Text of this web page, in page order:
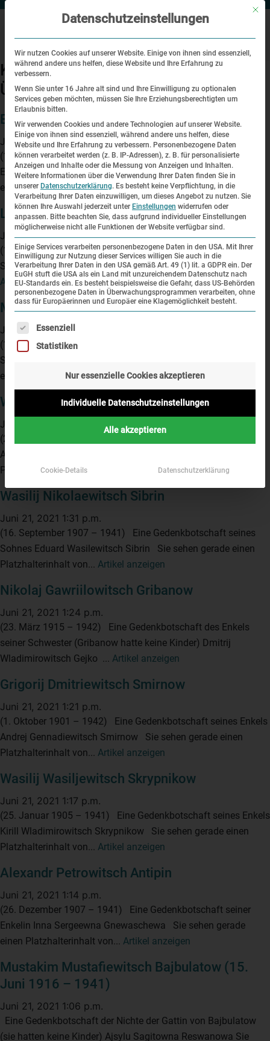
Kategorien für 80. Jahrestag des dt.
Überfalls auf die Sowjetunion
Ewgenij Iwanowitsch Tschirimow
Juni 21, 2021 2:00 p.m.
(10. Oktober 1911 – 1941) Eine Gedenkbotschaft seines
Enkels Sergej Wladimirowisch Kapustin Sie sehen gerade
einen Platzhalterinhalt von...Artikel anzeigen
Lew Michajlowitsch Kamionko
Juni 21, 2021 1:43 p.m.
(18. März 1904 – 1941) Eine Gedenkbotschaft seiner Familie
Sie sehen gerade einen Platzhalterinhalt von Vimeo. Um auf...
Artikel anzeigen
Moisej Benjaminowitsch Temkin
Juni 21, 2021 1:39 p.m.
(10. Oktober 1917 – 2006) Eine Gedenkbotschaft seines
Sohnes Alexandr Michajlowitsch Temkin Sie sehen gerade
einen Platzhalterinhalt von...Artikel anzeigen
Wladimir Semenowitsch Poltawskij
Juni 21, 2021 1:35 p.m.
(27. Mai 1919 – 1941) Eine Gedenkbotschaft seines Sohnes
Alexandr Wladimirowitsch Poltawskij Sie sehen gerade einen
Platzhalterinhalt von...
Artikel anzeigen
Wasilij Nikolaewitsch Sibrin
Juni 21, 2021 1:31 p.m.
(16. September 1907 – 1941) Eine Gedenkbotschaft seines
Sohnes Eduard Wasilewitsch Sibrin Sie sehen gerade einen
Platzhalterinhalt von... Artikel anzeigen
Nikolaj Gawriilowitsch Gribanow
Juni 21, 2021 1:24 p.m.
(23. März 1915 – 1942) Eine Gedenkbotschaft des Enkels
seiner Schwester (Gribanow hatte keine Kinder) Dmitrij
Wladimirowitsch Gejko ... Artikel anzeigen
Grigorij Dmitriewitsch Smirnow
Juni 21, 2021 1:21 p.m.
(1. Oktober 1901 – 1942) Eine Gedenkbotschaft seines Enkels
Andrej Gennadiewitsch Smirnow Sie sehen gerade einen
Platzhalterinhalt von... Artikel anzeigen
Wasilij Wasiljewitsch Skrypnikow
Juni 21, 2021 1:17 p.m.
(25. Januar 1905 – 1941) Eine Gedenkbotschaft seines Enkels
Kirill Wladimirowitsch Skrypnikow Sie sehen gerade einen
Platzhalterinhalt von... Artikel anzeigen
Alexandr Petrowitsch Antipin
Juni 21, 2021 1:14 p.m.
(26. Dezember 1907 – 1941) Eine Gedenkbotschaft seiner
Enkelin Inna Sergeewna Gnewaschewa Sie sehen gerade
einen Platzhalterinhalt von... Artikel anzeigen
Mustakim Mustafiewitsch Bajbulatow (15.
Juni 1916 – 1941)
Juni 21, 2021 1:06 p.m.
Eine Gedenkbotschaft der Nichte der Gattin von Bajbulatow
(sie hatten keine Kinder) Ajsylu Sagitowna Reswanowa Sie
Mit
Datenschutzeinstellungen
Wir nutzen Cookies auf unserer Website. Einige von ihnen sind essenziell,
während andere uns helfen, diese Website und Ihre Erfahrung zu
verbessern.
Wenn Sie unter 16 Jahre alt sind und Ihre Einwilligung zu optionalen
Services geben möchten, müssen Sie Ihre Erziehungsberechtigten um
Erlaubnis bitten.
Wir verwenden Cookies und andere Technologien auf unserer Website.
Einige von ihnen sind essenziell, während andere uns helfen, diese
Website und Ihre Erfahrung zu verbessern. Personenbezogene Daten
können verarbeitet werden (z. B. IP-Adressen), z. B. für personalisierte
Anzeigen und Inhalte oder die Messung von Anzeigen und Inhalten.
Weitere Informationen über die Verwendung Ihrer Daten finden Sie in
unserer Datenschutzerklärung. Es besteht keine Verpflichtung, in die
Verarbeitung Ihrer Daten einzuwilligen, um dieses Angebot zu nutzen. Sie
können Ihre Auswahl jederzeit unter Einstellungen widerrufen oder
anpassen. Bitte beachten Sie, dass aufgrund individueller Einstellungen
möglicherweise nicht alle Funktionen der Website verfügbar sind.
Einige Services verarbeiten personenbezogene Daten in den USA. Mit Ihrer
Einwilligung zur Nutzung dieser Services willigen Sie auch in die
Verarbeitung Ihrer Daten in den USA gemäß Art. 49 (1) lit. a GDPR ein. Der
EuGH stuft die USA als ein Land mit unzureichendem Datenschutz nach
EU-Standards ein. Es besteht beispielsweise die Gefahr, dass US-Behörden
personenbezogene Daten in Überwachungsprogrammen verarbeiten, ohne
dass für Europäerinnen und Europäer eine Klagemöglichkeit besteht.
Es folgt eine Liste der Service-Gruppen, für die eine
Essenziell
Statistiken
Nur essenzielle Cookies akzeptieren
Individuelle Datenschutzeinstellungen
Alle akzeptieren
Cookie-Details Datenschutzerklärung